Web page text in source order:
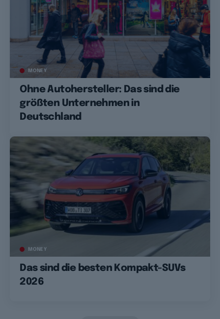
MONEY
Ohne Autohersteller: Das sind die
größten Unternehmen in
Deutschland
MONEY
Das sind die besten Kompakt-SUVs
2026